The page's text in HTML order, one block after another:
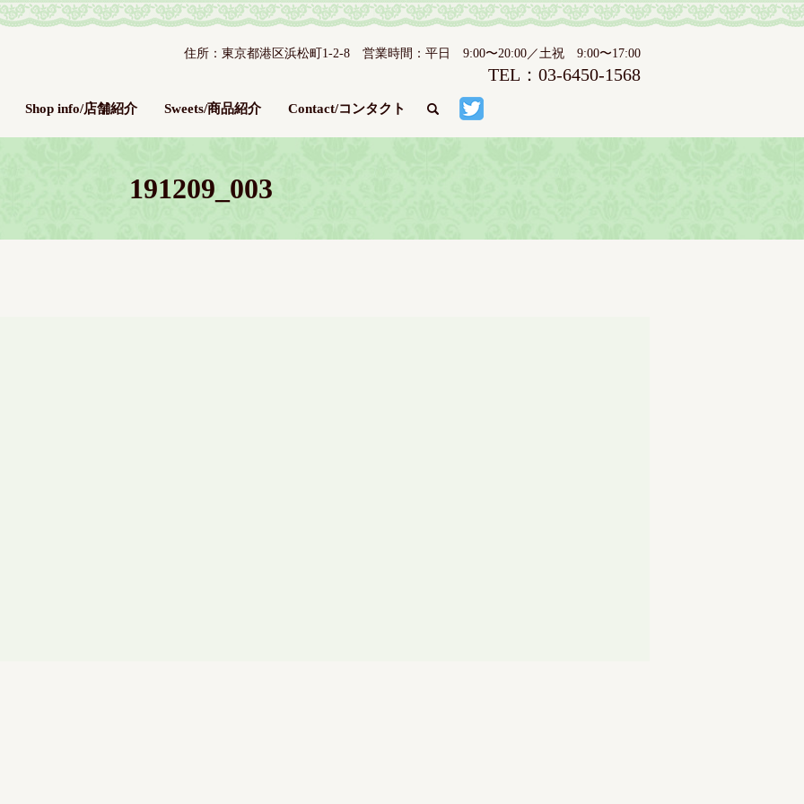
住所：東京都港区浜松町1-2-8 営業時間：平日 9:00〜20:00／土祝 9:00〜17:00
TEL：03-6450-1568
Shop info/店舗紹介 Sweets/商品紹介 Contact/コンタクト search
191209_003